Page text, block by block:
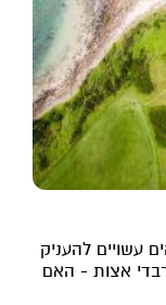
עשויים להעניק
אצות - האם